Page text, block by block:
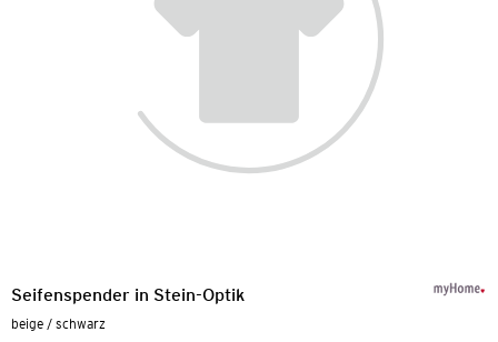
Seifenspender in Stein-Optik
beige / schwarz